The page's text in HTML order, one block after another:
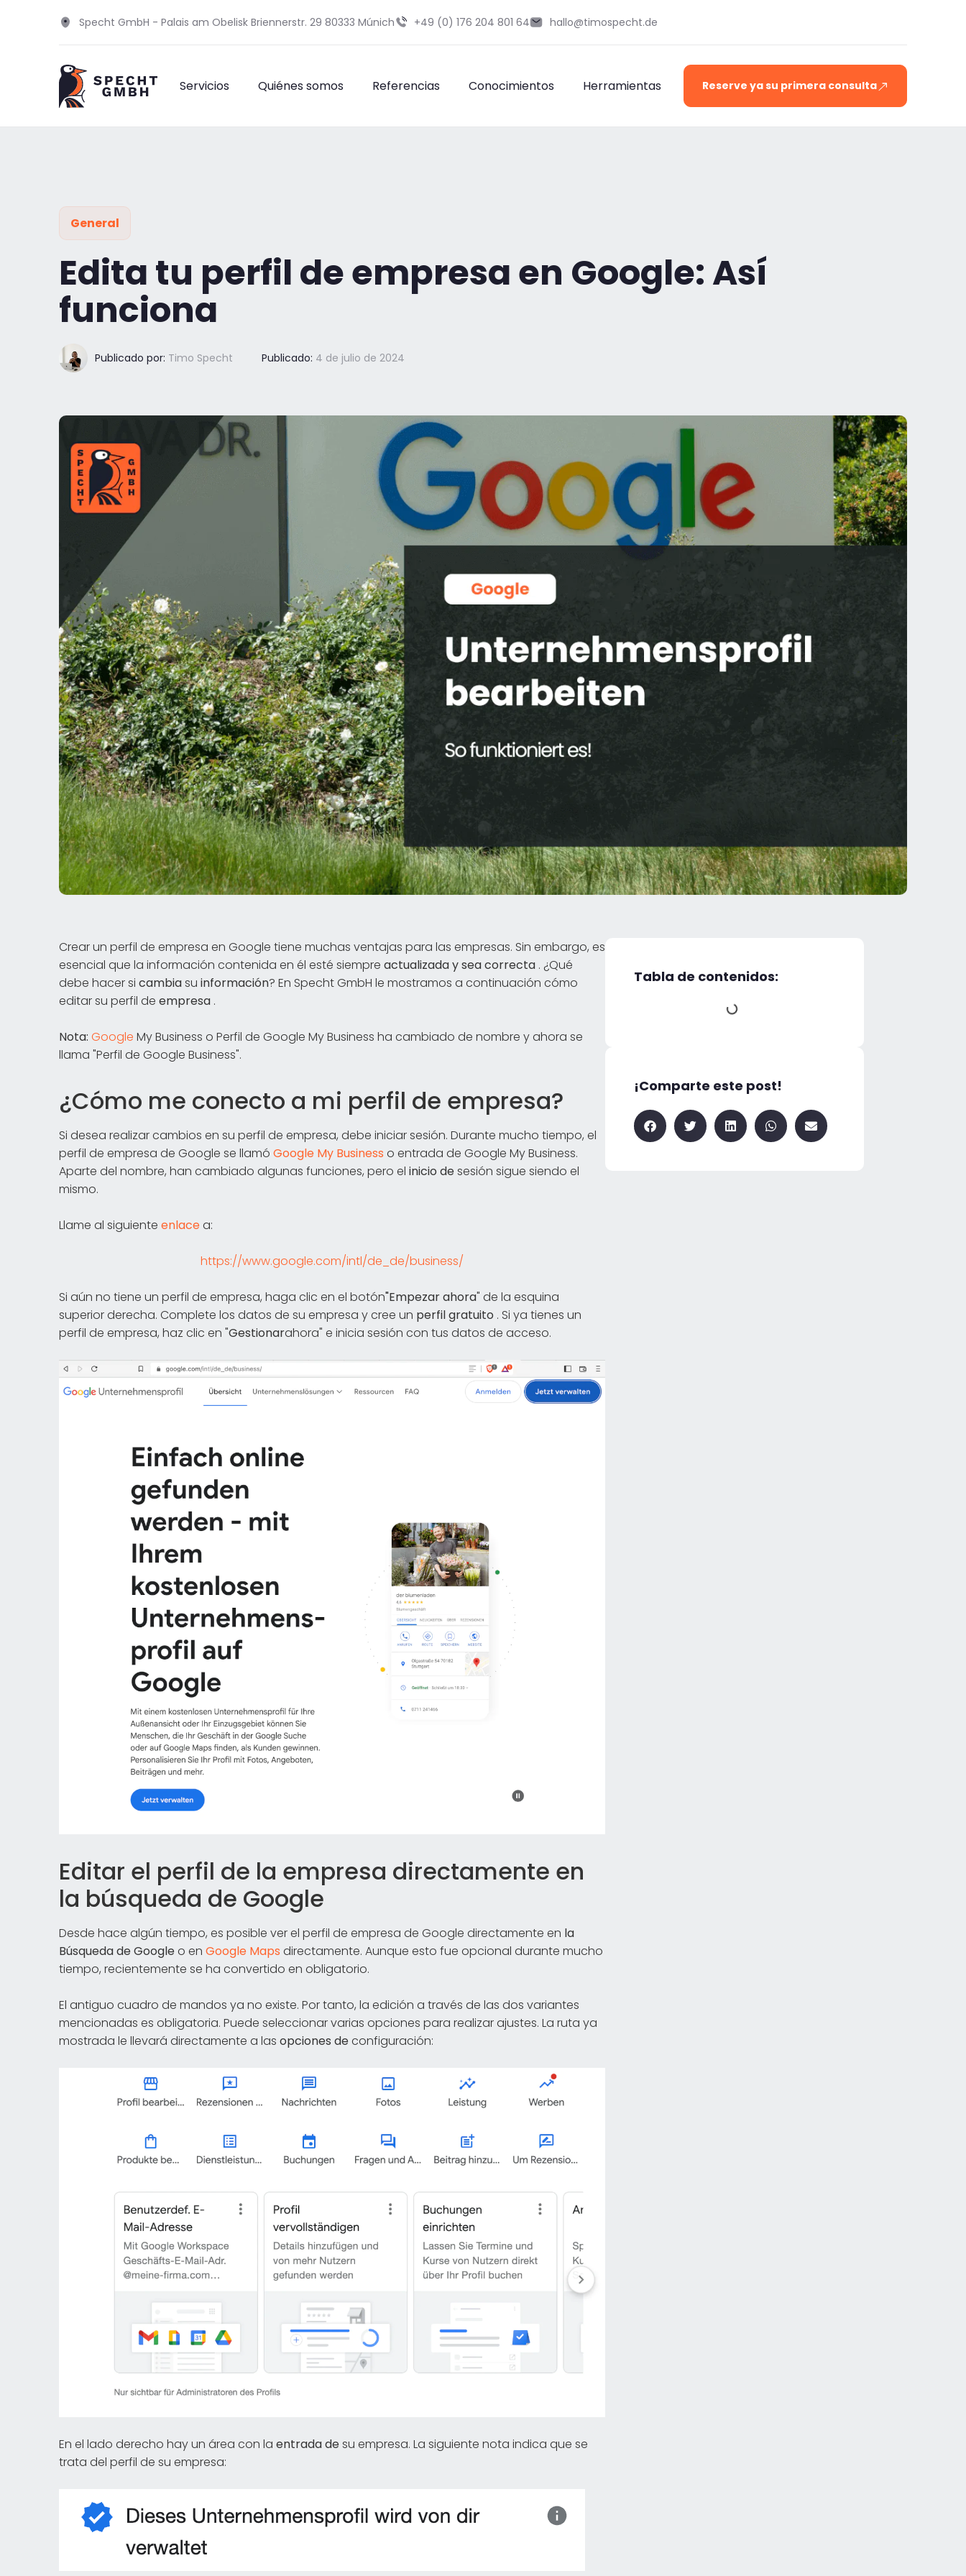
Specht GmbH - Palais am Obelisk Briennerstr. 29 80333 Múnich +49 (0) 176 204 801 64 hallo@timospecht.de
Servicios Quiénes somos Referencias Conocimientos Herramientas Reserve ya su primera consulta
General
Edita tu perfil de empresa en Google: Así
funciona
Publicado por: Timo Specht Publicado: 4 de julio de 2024
Crear un perfil de empresa en Google tiene muchas ventajas para las empresas. Sin embargo, es
esencial que la información contenida en él esté siempre actualizada y sea correcta . ¿Qué
debe hacer si cambiasu información? En Specht GmbH le mostramos a continuación cómo
editar su perfil de empresa .
Nota: Google My Business o Perfil de Google My Business ha cambiado de nombre y ahora se
llama "Perfil de Google Business".
¿Cómo me conecto a mi perfil de empresa?
Si desea realizar cambios en su perfil de empresa, debe iniciar sesión. Durante mucho tiempo, el
perfil de empresa de Google se llamó Google My Business o entrada de Google My Business.
Aparte del nombre, han cambiado algunas funciones, pero el inicio desesión sigue siendo el
mismo.
Llame al siguiente enlacea:
https://www.google.com/intl/de_de/business/
Si aún no tiene un perfil de empresa, haga clic en el botón"Empezar ahora" de la esquina
superior derecha. Complete los datos de su empresa y cree un perfil gratuito . Si ya tienes un
perfil de empresa, haz clic en "Gestionarahora" e inicia sesión con tus datos de acceso.
Editar el perfil de la empresa directamente en
la búsqueda de Google
Desde hace algún tiempo, es posible ver el perfil de empresa de Google directamente en la
Búsqueda de Googleo en Google Maps directamente. Aunque esto fue opcional durante mucho
tiempo, recientemente se ha convertido en obligatorio.
El antiguo cuadro de mandos ya no existe. Por tanto, la edición a través de las dos variantes
mencionadas es obligatoria. Puede seleccionar varias opciones para realizar ajustes. La ruta ya
mostrada le llevará directamente a las opciones deconfiguración:
En el lado derecho hay un área con la entrada desu empresa. La siguiente nota indica que se
trata del perfil de su empresa:
Tabla de contenidos:
¡Comparte este post!